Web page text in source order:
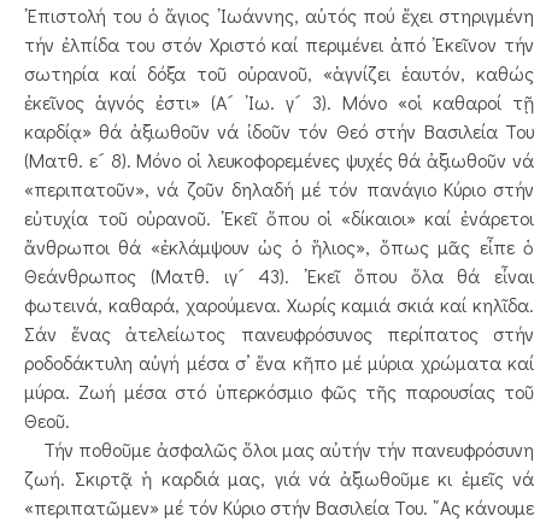
᾿Επιστολή του ὁ ἅγιος ᾿Ιωάννης, αὐτός πού ἔχει στηριγμένη
τήν ἐλπίδα του στόν Χριστό καί περιμένει ἀπό ᾿Εκεῖνον τήν
σωτηρία καί δόξα τοῦ οὐρανοῦ, «ἁγνίζει ἑαυτόν, καθώς
ἐκεῖνος ἁγνός ἐστι» (Α´ ᾿Ιω. γ´ 3). Μόνο «οἱ καθαροί τῇ
καρδίᾳ» θά ἀξιωθοῦν νά ἰδοῦν τόν Θεό στήν Βασιλεία Του
(Ματθ. ε´ 8). Μόνο οἱ λευκοφορεμένες ψυχές θά ἀξιωθοῦν νά
«περιπατοῦν», νά ζοῦν δηλαδή μέ τόν πανάγιο Κύριο στήν
εὐτυχία τοῦ οὐρανοῦ. ᾿Εκεῖ ὅπου οἱ «δίκαιοι» καί ἐνάρετοι
ἄνθρωποι θά «ἐκλάμψουν ὡς ὁ ἥλιος», ὅπως μᾶς εἶπε ὁ
Θεάνθρωπος (Ματθ. ιγ´ 43). ᾿Εκεῖ ὅπου ὅλα θά εἶναι
φωτεινά, καθαρά, χαρούμενα. Χωρίς καμιά σκιά καί κηλῖδα.
Σάν ἕνας ἀτελείωτος πανευφρόσυνος περίπατος στήν
ροδοδάκτυλη αὐγή μέσα σ’ ἕνα κῆπο μέ μύρια χρώματα καί
μύρα. Ζωή μέσα στό ὑπερκόσμιο φῶς τῆς παρουσίας τοῦ
Θεοῦ.
Τήν ποθοῦμε ἀσφαλῶς ὅλοι μας αὐτήν τήν πανευφρόσυνη
ζωή. Σκιρτᾷ ἡ καρδιά μας, γιά νά ἀξιωθοῦμε κι ἐμεῖς νά
«περιπατῶμεν» μέ τόν Κύριο στήν Βασιλεία Του. ῎Ας κάνουμε